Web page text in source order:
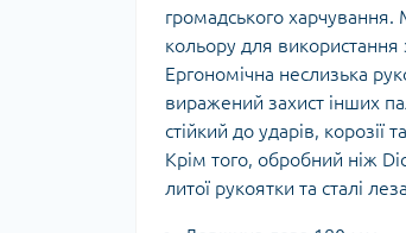
громадського
кольору для використання
Ергономічна неслизька
виражений захист інших
стійкий до ударів,
Крім того, обробний ніж
литої рукоятки та сталі